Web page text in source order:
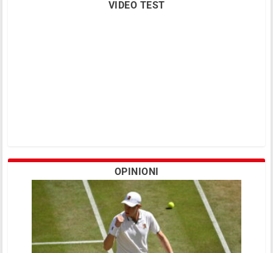
VIDEO TEST
OPINIONI